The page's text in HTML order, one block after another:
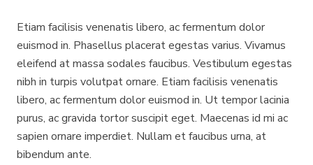
Etiam facilisis venenatis libero, ac fermentum dolor
euismod in. Phasellus placerat egestas varius. Vivamus
eleifend at massa sodales faucibus. Vestibulum egestas
nibh in turpis volutpat ornare. Etiam facilisis venenatis
libero, ac fermentum dolor euismod in. Ut tempor lacinia
purus, ac gravida tortor suscipit eget. Maecenas id mi ac
sapien ornare imperdiet. Nullam et faucibus urna, at
bibendum ante.